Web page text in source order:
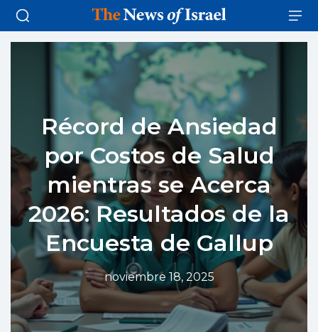
Récord de Ansiedad
por Costos de Salud
mientras se Acerca
2026: Resultados de la
Encuesta de Gallup
noviembre 18, 2025